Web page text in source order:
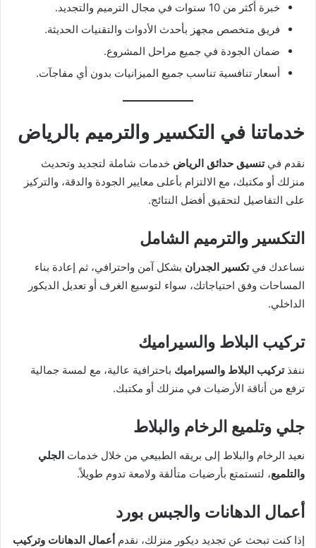
خبرة أكثر من 10 سنوات في مجال الترميم والتجديد.
فريق متخصص مجهز بأحدث الأدوات والتقنيات الحديثة.
ضمان الجودة في جميع مراحل المشروع.
أسعار تنافسية تناسب جميع الميزانيات بدون أي مفاجآت.
خدماتنا في التكسير والترميم بالرياض
نقدم فيتنسيق حدائق الرياض خدمات شاملة لتجديد وتحديث
منزلك أو مكتبك، مع الالتزام بأعلى معايير الجودة والدقة، والتركيز
على التفاصيل لتحقيق أفضل النتائج.
التكسير والترميم الشامل
نساعدك فيتكسير الجدران بشكل آمن واحترافي، ثم إعادة بناء
المساحات وفق احتياجاتك، سواء لتوسيع الغرف أو تعديل الديكور
الداخلي.
تركيب البلاط والسيراميك
ننفذتركيب البلاط والسيراميك باحترافية عالية، مع لمسة جمالية
ترفع من أناقة الأرضيات في منزلك أو مكتبك.
جلي وتلميع الرخام والبلاط
نعيد الرخام والبلاط إلى بريقه الطبيعي من خلال خدمات الجلي
والتلميع، لتستمتع بأرضيات متألقة ولامعة تدوم طويلاً.
أعمال الدهانات والجبس بورد
إذا كنت تبحث عن تجديد ديكور منزلك، نقدم أعمال الدهانات وتركيب